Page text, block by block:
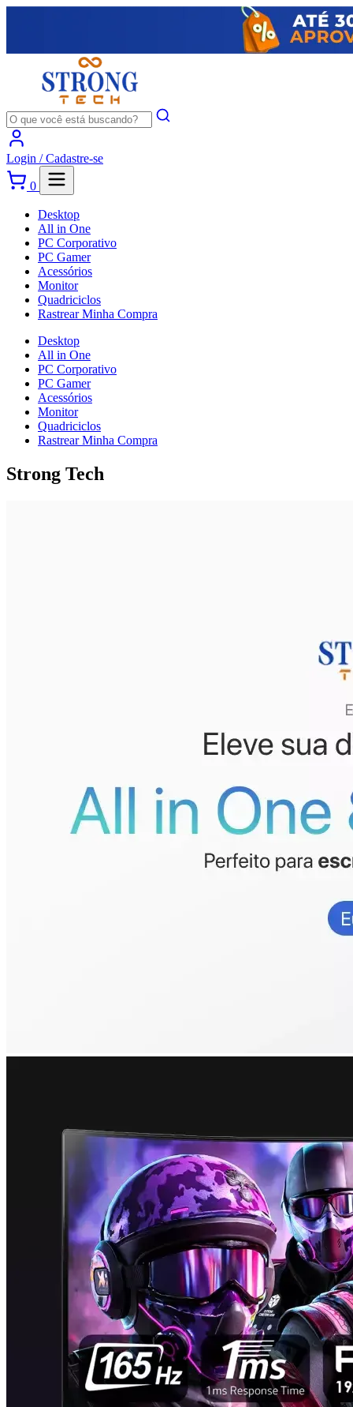
Login /Cadastre-se
0
Desktop
All in One
PC Corporativo
PC Gamer
Acessórios
Monitor
Quadriciclos
Rastrear Minha Compra
Desktop
All in One
PC Corporativo
PC Gamer
Acessórios
Monitor
Quadriciclos
Rastrear Minha Compra
Strong Tech